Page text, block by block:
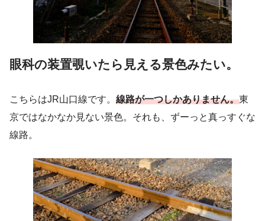
眼科の装置覗いたら見える景色みたい。
こちらはJR山口線です。 線路が一つしかありません。東
京ではなかなか見ない景色。それも、ずーっと真っすぐな
線路。